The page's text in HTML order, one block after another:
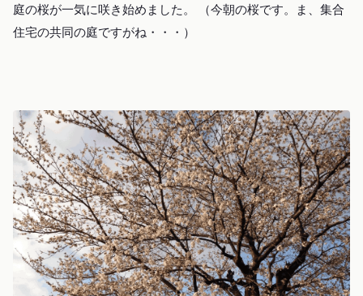
庭の桜が一気に咲き始めました。 （今朝の桜です。ま、集合
住宅の共同の庭ですがね・・・）